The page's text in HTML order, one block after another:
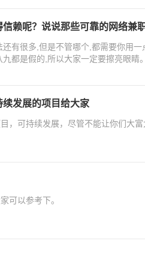
赖呢？说说那些可靠的网络兼
有很多,但是不管哪个,都需要你用一
都是假的,所以大家一定要擦亮眼睛
续发展的项目给大家
，可持续发展，尽管不能让你们大
可以参考下。